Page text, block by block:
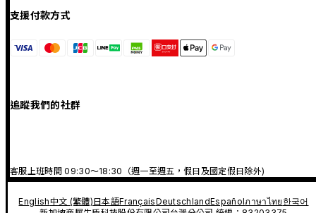
支援付款方式
追蹤我們的社群
客服上班時間 09:30～18:30（週一至週五，假日及國定假日除外)
English中文 (繁體)日本語FrançaisDeutschlandEspañolภาษาไทย 한국어